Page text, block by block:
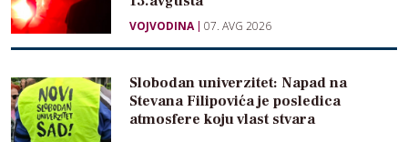
VOJVODINA 07. AVG 2026
Slobodan univerzitet: Napad na
Stevana Filipovića je posledica
atmosfere koju vlast stvara